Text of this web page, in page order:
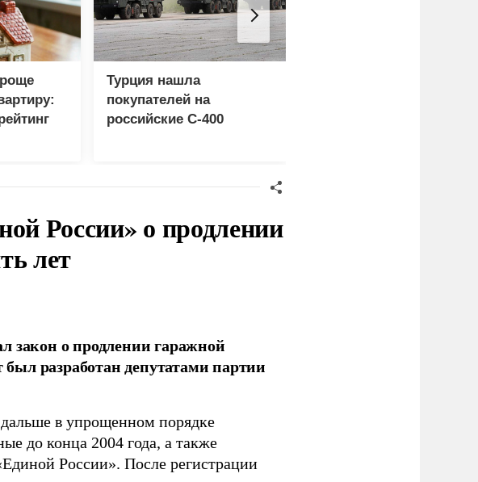
Турция нашла
покупателей на
российские C-400
России» о продлении
лет
закон о продлении гаражной
разработан депутатами партии
в упрощенном порядке
до конца 2004 года, а также
России». После регистрации